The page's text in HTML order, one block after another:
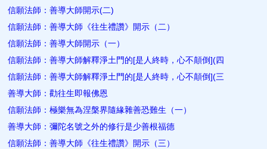
信願法師：善導大師開示(二)
信願法師：善導大師《往生禮讚》開示（二）
信願法師：善導大師開示（一）
信願法師：善導大師解釋淨土門的[是人終時，心不顛倒](四
信願法師：善導大師解釋淨土門的[是人終時，心不顛倒](三
善導大師：勸往生即報佛恩
信願法師：極樂無為涅槃界隨緣雜善恐難生（一）
善導大師：彌陀名號之外的修行是少善根​福德
信願法師：善導大師《往生禮讚》開示（三）